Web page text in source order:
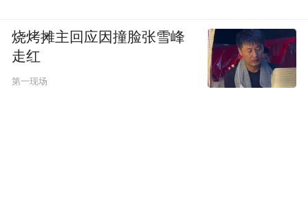
烧烤摊主回应因撞脸张雪峰
走红
第一现场